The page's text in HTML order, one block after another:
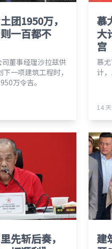
团1950万，
一百都不
董事经理沙拉兹供
一项建筑工程时，
万令吉。
慕
大
宫
慕
计
14
先斩后奏，
建